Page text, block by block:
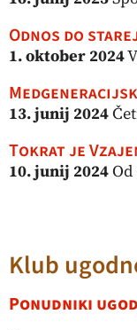
Odnos do
1. oktober 2024
13. junij 2024
Tokrat je
10. junij 2024
Klub
Ponudniki